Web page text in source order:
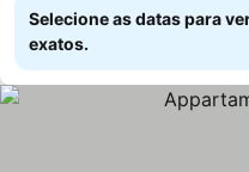
Selecione as datas para
exatos.